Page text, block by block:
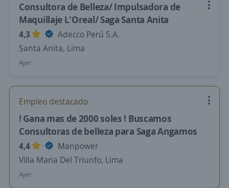
Consultora de Belleza/ Impulsadora de
Maquillaje L'Oreal/ Saga Santa Anita
4,3
Adecco Perú S.A.
Santa Anita, Lima
Ayer
Empleo destacado
! Gana mas de 2000 soles ! Buscamos
Consultoras de belleza para Saga Angamos
4,4
Manpower
Villa Maria Del Triunfo, Lima
Ayer